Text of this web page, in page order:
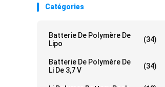
Catégories
Batterie De Polymère De
Lipo
(34)
Batterie De Polymère De
Li De 3,7 V
(34)